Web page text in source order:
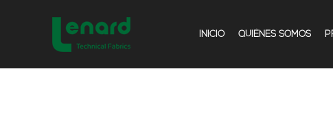
INICIO QUIÉNES SOMOS